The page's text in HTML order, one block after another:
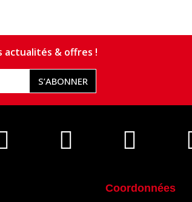
actualités & offres !
S’ABONNER
Coordonnées